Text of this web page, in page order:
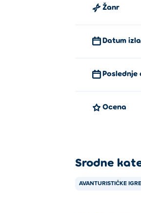
Žanr
Datum
Ocena
Srodne
AVANTURISTIČKE IGRE